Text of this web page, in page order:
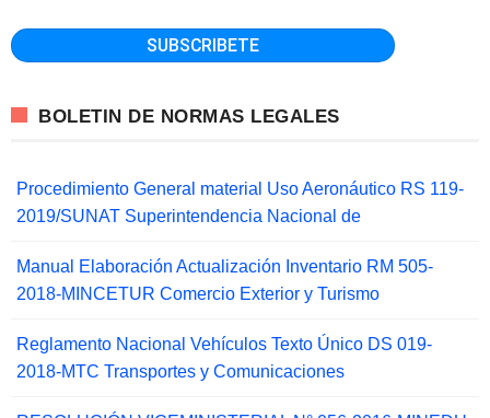
BOLETIN DE NORMAS LEGALES
Procedimiento General material Uso Aeronáutico RS 119-
2019/SUNAT Superintendencia Nacional de
Manual Elaboración Actualización Inventario RM 505-
2018-MINCETUR Comercio Exterior y Turismo
Reglamento Nacional Vehículos Texto Único DS 019-
2018-MTC Transportes y Comunicaciones